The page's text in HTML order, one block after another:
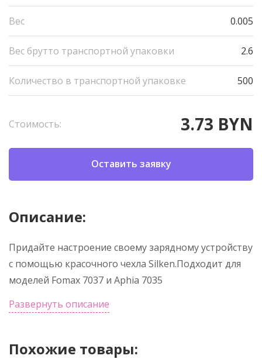
Вес 0.005
Вес брутто транспортной упаковки 2.6
Количество в транспортной упаковке 500
Стоимость: 3.73 BYN
Оставить заявку
Описание:
Придайте настроение своему зарядному устройству
с помощью красочного чехла Silken.Подходит для
моделей Fomax 7037 и Aphia 7035
Развернуть описание
Похожие товары: